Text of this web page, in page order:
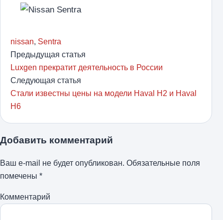
nissan, Sentra
Предыдущая статья
Luxgen прекратит деятельность в России
Следующая статья
Стали известны цены на модели Haval H2 и Haval
H6
Добавить комментарий
Ваш e-mail не будет опубликован. Обязательные поля
помечены *
Комментарий